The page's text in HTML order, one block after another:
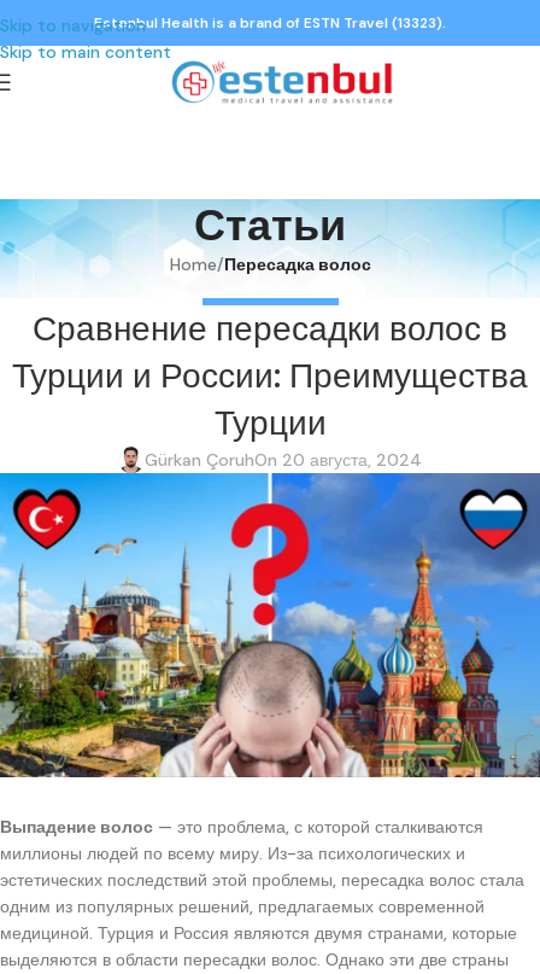
Skip to navigation
Skip to main content
Estenbul Health is a brand of ESTN Travel (13323).
Статьи
Home/Пересадка волос
Сравнение пересадки волос в
Турции и России: Преимущества
Турции
Gürkan ÇoruhOn 20 августа, 2024
Выпадение волос — это проблема, с которой сталкиваются
миллионы людей по всему миру. Из-за психологических и
эстетических последствий этой проблемы, пересадка волос стала
одним из популярных решений, предлагаемых современной
медициной. Турция и Россия являются двумя странами, которые
выделяются в области пересадки волос. Однако эти две страны